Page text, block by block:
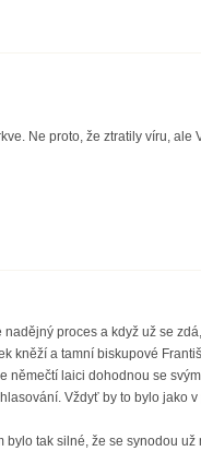
Ne proto, že ztratily víru, ale
proces a když už se
kněží a tamní biskupové
laici dohodnou se
Vždyť by to bylo jako
tak silné, že se synodou